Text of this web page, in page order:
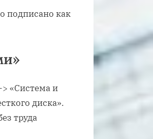
подписано как
«Система и
диска».
труда